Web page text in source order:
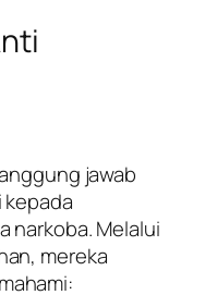
jawab
narkoba. Melalui
mereka